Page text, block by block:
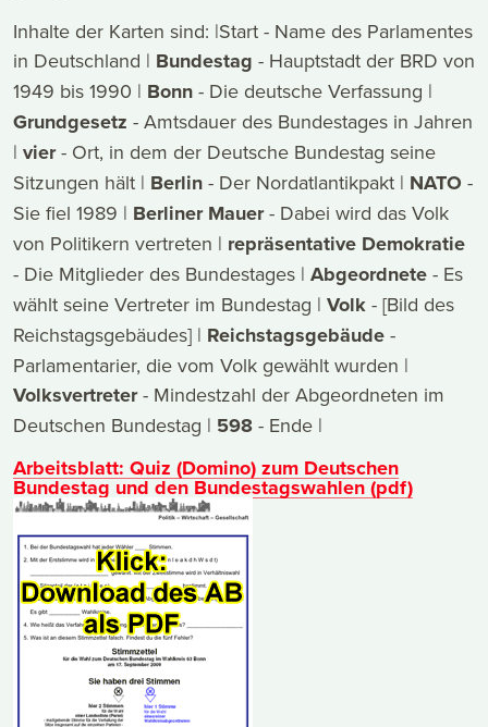
Inhalte der Karten sind: |Start - Name des Parlamentes
in Deutschland | Bundestag - Hauptstadt der BRD von
1949 bis 1990 | Bonn - Die deutsche Verfassung |
Grundgesetz - Amtsdauer des Bundestages in Jahren
| vier- Ort, in dem der Deutsche Bundestag seine
Sitzungen hält | Berlin - Der Nordatlantikpakt | NATO -
Sie fiel 1989 | Berliner Mauer- Dabei wird das Volk
von Politikern vertreten | repräsentative Demokratie
- Die Mitglieder des Bundestages | Abgeordnete - Es
wählt seine Vertreter im Bundestag | Volk - [Bild des
Reichstagsgebäudes] | Reichstagsgebäude -
Parlamentarier, die vom Volk gewählt wurden |
Volksvertreter- Mindestzahl der Abgeordneten im
Deutschen Bundestag | 598 - Ende |
Arbeitsblatt: Quiz (Domino) zum Deutschen
Bundestag und den Bundestagswahlen (pdf)